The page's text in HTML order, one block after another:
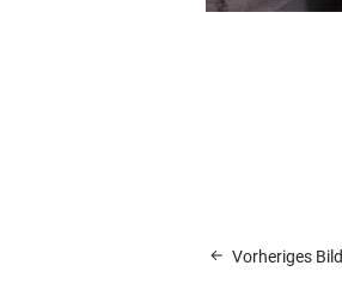
Vorheriges Bild